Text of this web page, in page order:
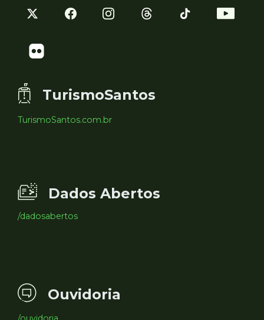
TurismoSantos
TurismoSantos.com.br
Dados Abertos
/dadosabertos
Ouvidoria